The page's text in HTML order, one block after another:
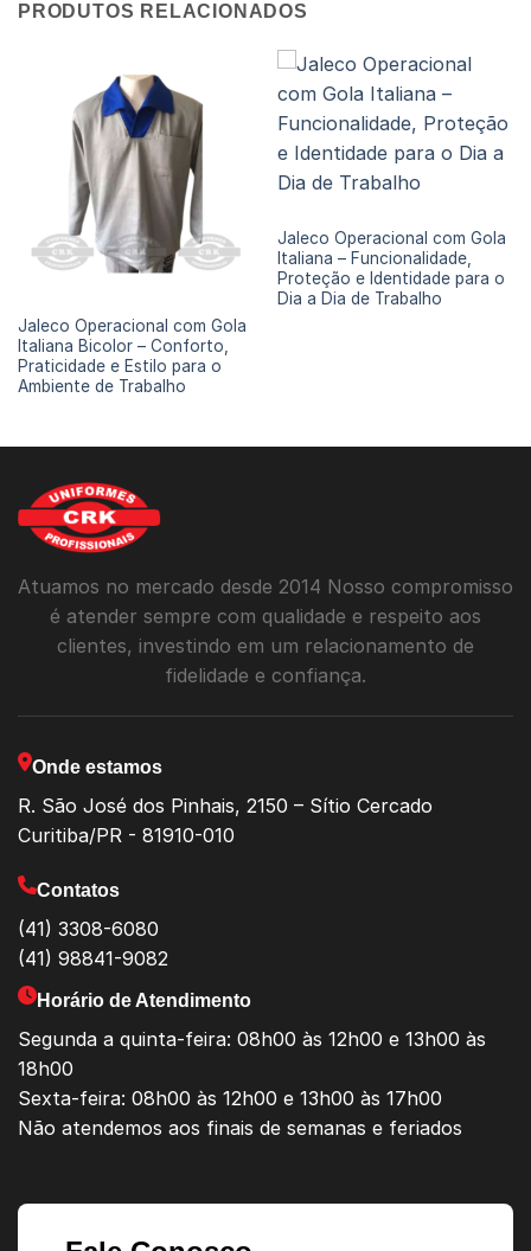
PRODUTOS RELACIONADOS
Jaleco Operacional com Gola
Italiana Bicolor – Conforto,
Praticidade e Estilo para o
Ambiente de Trabalho
Jaleco Operacional com Gola
Italiana – Funcionalidade,
Proteção e Identidade para o
Dia a Dia de Trabalho
Atuamos no mercado desde 2014 Nosso compromisso
é atender sempre com qualidade e respeito aos
clientes, investindo em um relacionamento de
fidelidade e confiança.
Onde estamos
R. São José dos Pinhais, 2150 – Sítio Cercado
Curitiba/PR - 81910-010
Contatos
(41) 3308-6080
(41) 98841-9082
Horário de Atendimento
Segunda a quinta-feira: 08h00 às 12h00 e 13h00 às
18h00
Sexta-feira: 08h00 às 12h00 e 13h00 às 17h00
Não atendemos aos finais de semanas e feriados